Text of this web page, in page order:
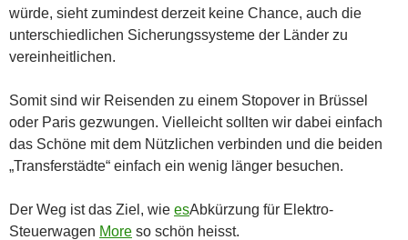
würde, sieht zumindest derzeit keine Chance, auch die
unterschiedlichen Sicherungssysteme der Länder zu
vereinheitlichen.
Somit sind wir Reisenden zu einem Stopover in Brüssel
oder Paris gezwungen. Vielleicht sollten wir dabei einfach
das Schöne mit dem Nützlichen verbinden und die beiden
„Transferstädte“ einfach ein wenig länger besuchen.
Der Weg ist das Ziel, wie esAbkürzung für Elektro-
Steuerwagen More so schön heisst.